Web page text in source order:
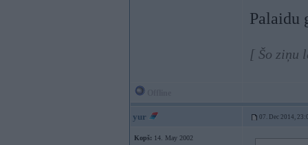
Palaidu
[ Šo ziņu
yur 07. Dec 2014,
Kopš: 14. May 2002